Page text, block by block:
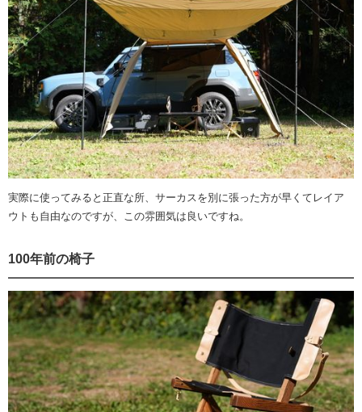
実際に使ってみると正直な所、サーカスを別に張った方が早くてレイア
ウトも自由なのですが、この雰囲気は良いですね。
100年前の椅子